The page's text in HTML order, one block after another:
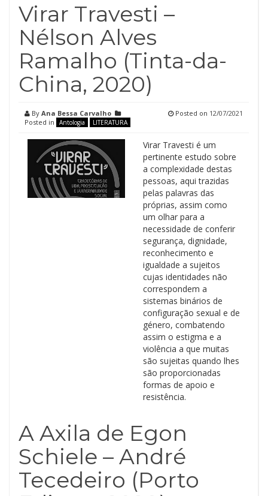
Virar Travesti –
Nélson Alves
Ramalho (Tinta-da-
China, 2020)
By Ana Bessa Carvalho
Posted in
Antologia LITERATURA
Posted on 12/07/2021
Virar Travesti é um
pertinente estudo sobre
a complexidade destas
pessoas, aqui trazidas
pelas palavras das
próprias, assim como
um olhar para a
necessidade de conferir
segurança, dignidade,
reconhecimento e
igualdade a sujeitos
cujas identidades não
correspondem a
sistemas binários de
configuração sexual e de
género, combatendo
assim o estigma e a
violência a que muitas
são sujeitas quando lhes
são proporcionadas
formas de apoio e
resistência.
A Axila de Egon
Schiele – André
Tecedeiro (Porto